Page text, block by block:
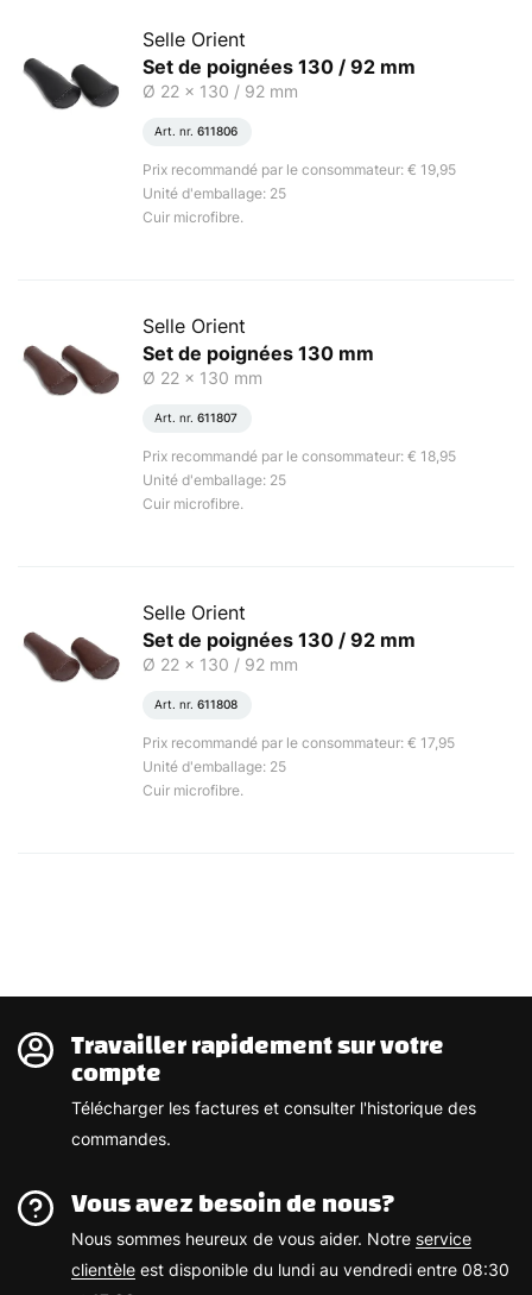
Selle Orient
Set de poignées 130 / 92 mm
Ø 22 x 130 / 92 mm
Art. nr. 611806
Prix recommandé par le consommateur: € 19,95
Unité d'emballage: 25
Cuir microfibre.
Selle Orient
Set de poignées 130 mm
Ø 22 x 130 mm
Art. nr. 611807
Prix recommandé par le consommateur: € 18,95
Unité d'emballage: 25
Cuir microfibre.
Selle Orient
Set de poignées 130 / 92 mm
Ø 22 x 130 / 92 mm
Art. nr. 611808
Prix recommandé par le consommateur: € 17,95
Unité d'emballage: 25
Cuir microfibre.
Travailler rapidement sur votre
compte
Télécharger les factures et consulter l'historique des
commandes.
Vous avez besoin de nous?
Nous sommes heureux de vous aider. Notre service
clientèle est disponible du lundi au vendredi entre 08:30